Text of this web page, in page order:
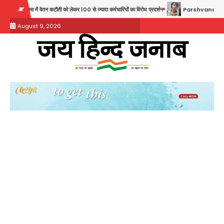
content
वेतन कटौती को लेकर 100 से ज्यादा कर्मचारियों का विरोध प्रदर्शन Parshvanath Building
August 9, 2026